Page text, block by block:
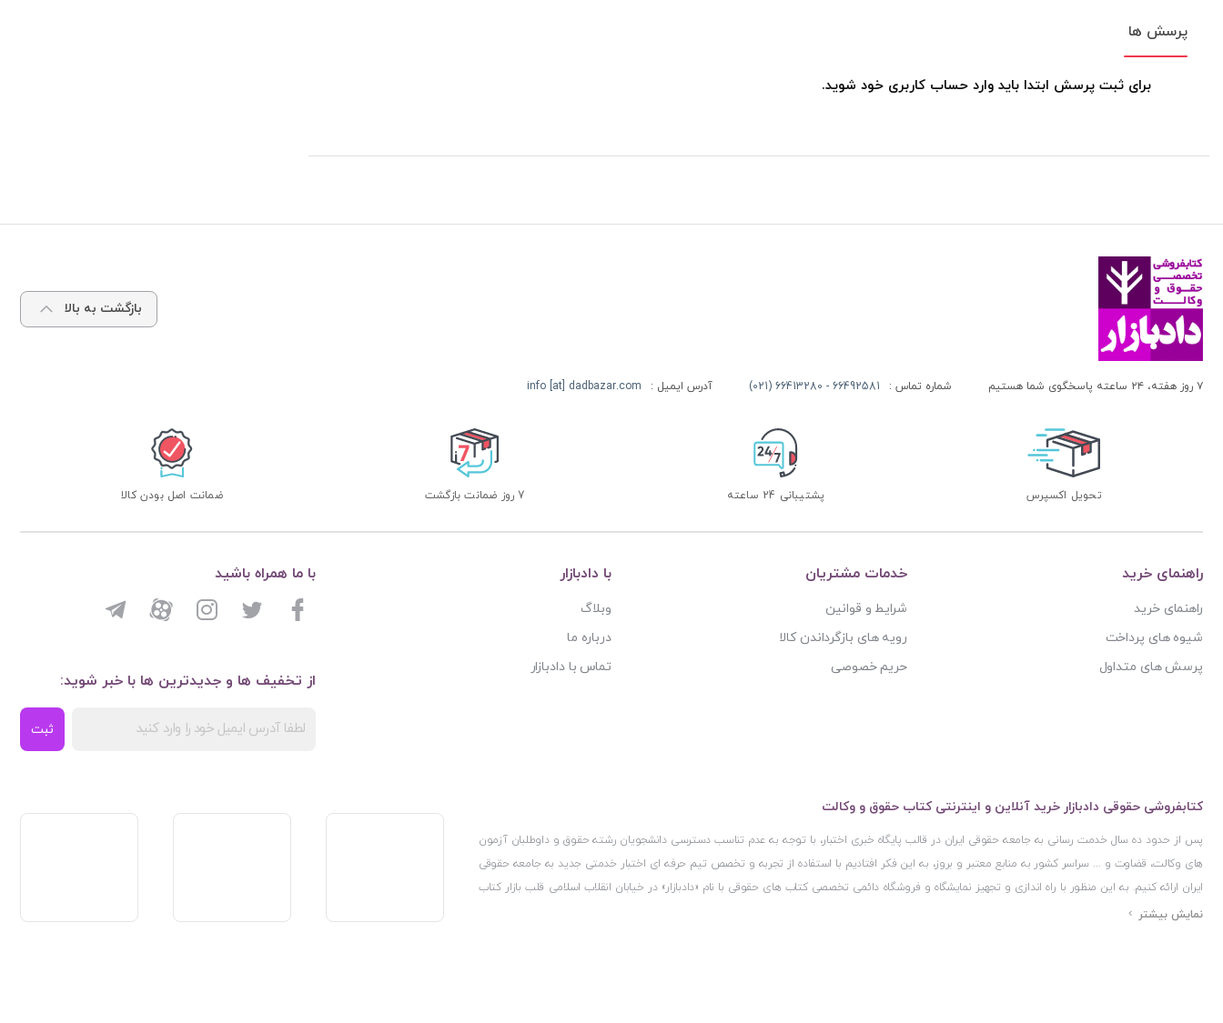
پرسش ها
برای ثبت پرسش ابتدا باید وارد حساب کاربری خود شوید.
بازگشت به بالا
۷ روز هفته، ۲۴ ساعته پاسخگوی شما هستیم شماره تماس : 66492581 - 66413280 (021) آدرس ایمیل : info [at] dadbazar.com
تحویل اکسپرس پشتیبانی 24 ساعته 7 روز ضمانت بازگشت ضمانت اصل بودن کالا
راهنمای خرید
راهنمای خرید
شیوه های پرداخت
پرسش های متداول
خدمات مشتریان
شرایط و قوانین
رویه های بازگرداندن کالا
حریم خصوصی
با دادبازار
وبلاگ
درباره ما
تماس با دادبازار
از تخفیف ها و جدیدترین ها با خبر شوید:
ثبت
با ما همراه باشید
کتابفروشی حقوقی دادبازار خرید آنلاین و اینترنتی کتاب حقوق و وکالت
پس از حدود ده سال خدمت رسانی به جامعه حقوقی ایران در قالب پایگاه خبری اختبار، با توجه به عدم تناسب دسترسی دانشجویان رشته حقوق و داوطلبان آزمون
های وکالت، قضاوت و ... سراسر کشور به منابع معتبر و بروز، به این فکر افتادیم با استفاده از تجربه و تخصص تیم حرفه ای اختبار خدمتی جدید به جامعه حقوقی
ایران ارائه کنیم. به این منظور با راه اندازی و تجهیز نمایشگاه و فروشگاه دائمی تخصصی کتاب های حقوقی با نام «دادبازار» در خیابان انقلاب اسلامی قلب بازار کتاب
ایران و اخذ مجوزهای قانونی از جمله نماد اعتماد الکترونیک از مرکز توسعه تجارت الکترونیکی وزارت صنعت، معدن و تجارت، نشان ملی ثبت رسانه های دیجیتال از